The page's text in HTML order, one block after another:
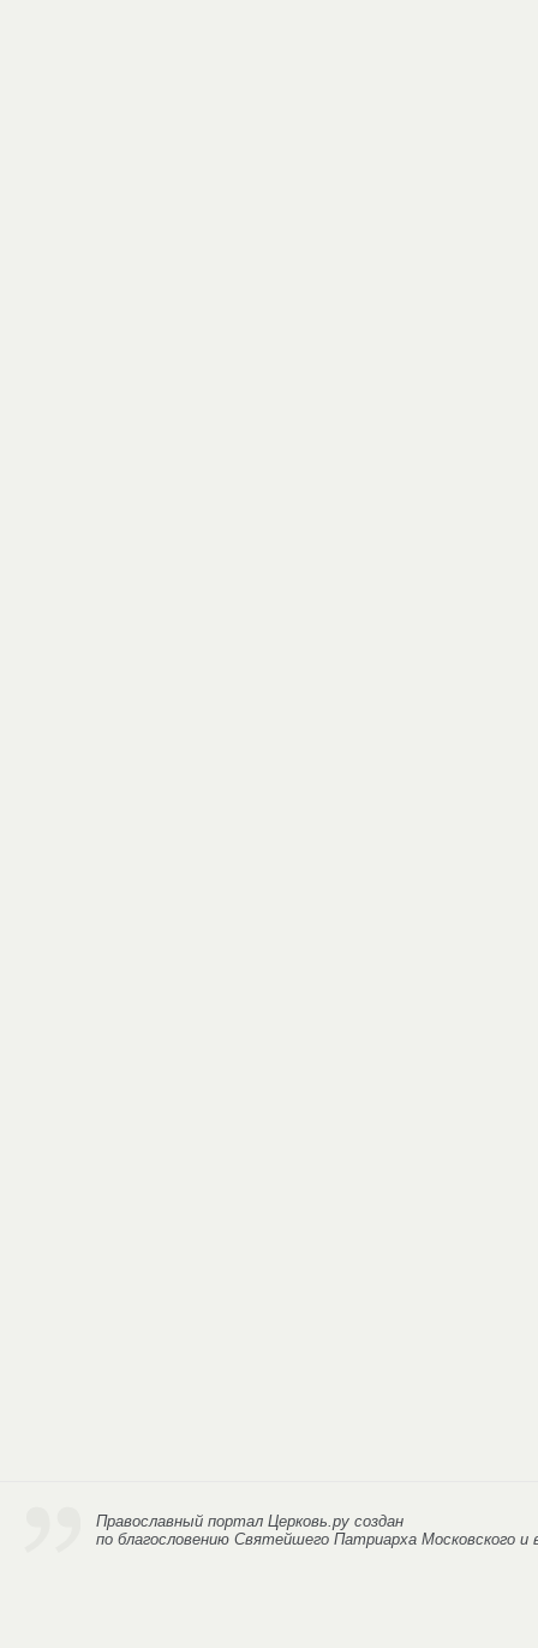
Православный портал Церковь.ру создан
по благословению Святейшего Патриарха Московского и